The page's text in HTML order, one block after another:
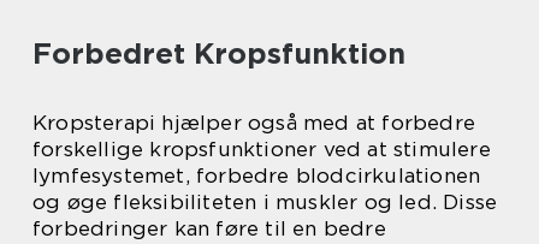
Forbedret Kropsfunktion
Kropsterapi hjælper også med at forbedre
forskellige kropsfunktioner ved at stimulere
lymfesystemet, forbedre blodcirkulationen
og øge fleksibiliteten i muskler og led. Disse
forbedringer kan føre til en bedre